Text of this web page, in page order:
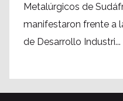
Metalúrgicos de
manifestaron frente a
de Desarrollo Industri...